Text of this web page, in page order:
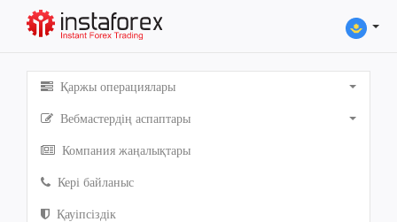
Қаржы операциялары
Вебмастердің аспаптары
Компания жаңалықтары
Кері байланыс
Қауіпсіздік